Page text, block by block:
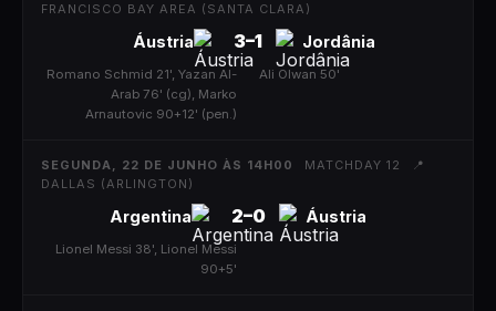
FRANCISCO BAY AREA (SANTA CLARA)
Áustria 3–1 Jordânia
Romano Schmid 21', Yazan Al-
Arab 76' (cg), Marko
Arnautovic 90+12' (pen.)
Ali Olwan 50'
SEGUNDA, 22 DE JUNHO ÀS 14H00 MATCHDAY 12
📍
DALLAS (ARLINGTON)
Argentina 2–0 Áustria
Lionel Messi 38', Lionel Messi
90+5'